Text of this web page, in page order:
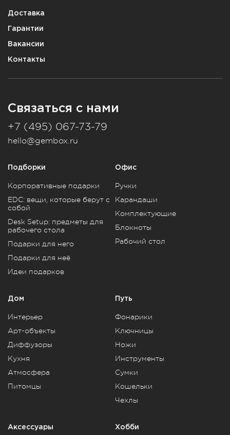
Доставка
Гарантии
Вакансии
Контакты
Связаться с нами
+7 (495) 067-73-79
hello@gembox.ru
Подборки
Корпоративные подарки
EDC: вещи, которые берут с
собой
Desk Setup: предметы для
рабочего стола
Подарки для него
Подарки для неё
Идеи подарков
Офис
Ручки
Карандаши
Комплектующие
Блокноты
Рабочий стол
Дом
Интерьер
Арт-объекты
Диффузоры
Кухня
Атмосфера
Питомцы
Путь
Фонарики
Ключницы
Ножи
Инструменты
Сумки
Кошельки
Чехлы
Аксессуары Хобби